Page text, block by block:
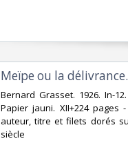
‎Meïpe ou la délivrance.‎
‎Bernard Grasset. 1926. In-
Papier jauni. XII+224
auteur, titre et filets dorés
siècle‎